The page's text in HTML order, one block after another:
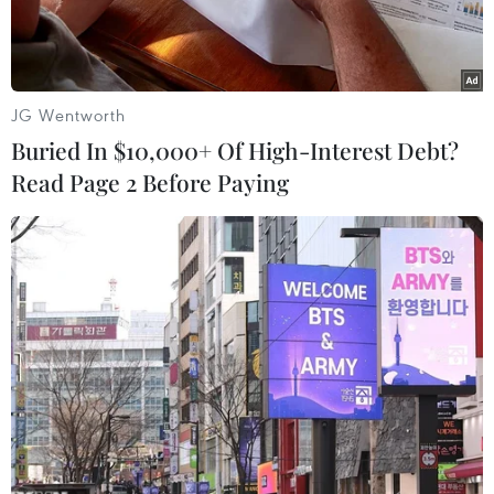
Ảnh minh họa.
Khoảng 4 giờ 30 phút ngày 16/9, tại một căn nhà
ở thôn Văn Giáp (xã Thường Tín, thành phố Hà
Nội) bất ngờ xảy ra hỏa hoạn. Thời điểm xảy ra
cháy có 4 người đang ngủ trong nhà gồm một
cặp vợ chồng và hai người con.
JG Wentworth
Buried In $10,000+ Of High-Interest Debt?
Read Page 2 Before Paying